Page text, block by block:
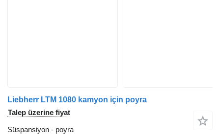
Liebherr LTM 1080 kamyon için poyra
Talep üzerine fiyat
Süspansiyon - poyra